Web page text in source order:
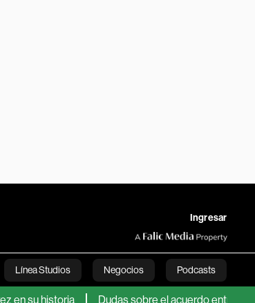
Ingresar
Línea Studios Negocios Podcasts
Dudas sobre el acuerdo entre Irán y Omán